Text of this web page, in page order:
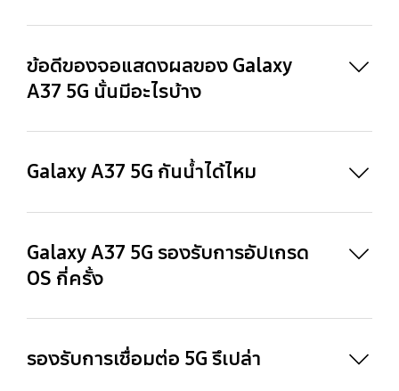
ข้อดีของจอแสดงผลของ Galaxy
A37 5G นั้นมีอะไรบ้าง
26
Galaxy A37 5G กันน้ำได้ไหม
27
Galaxy A37 5G รองรับการอัปเกรด
OS กี่ครั้ง
28
รองรับการเชื่อมต่อ 5G รึเปล่า